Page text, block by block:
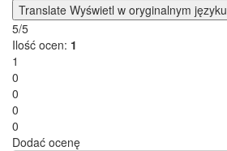
Translate Wyświetl w oryginalnym języku
5/5
Ilość ocen: 1
1
0
0
0
0
Dodać ocenę